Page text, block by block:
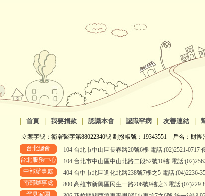
首頁 我要捐款 認識本會 認識罕病 友善連結
立案字號：衛署醫字第88022340號 劃撥帳號：19343551 戶名：財團
台北總會
104 台北市中山區長春路20號6樓 電話:(02)2521-0717
台北服務中心
104 台北市中山區中山北路二段52號10樓 電話
中部辦事處
404 台中市北區進化北路238號7樓之5 電話:(04)2236-
南部辦事處
800 高雄市新興區民生一路206號9樓之3 電話:(07)229-
罕見家園